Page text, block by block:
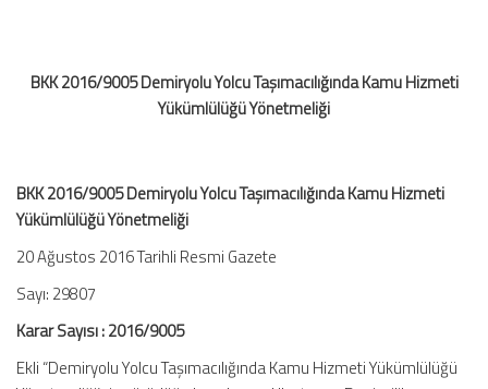
BKK 2016/9005 Demiryolu Yolcu Taşımacılığında Kamu Hizmeti
Yükümlülüğü Yönetmeliği
BKK 2016/9005 Demiryolu Yolcu Taşımacılığında Kamu Hizmeti
Yükümlülüğü Yönetmeliği
20 Ağustos 2016 Tarihli Resmi Gazete
Sayı: 29807
Karar Sayısı : 2016/9005
Ekli “Demiryolu Yolcu Taşımacılığında Kamu Hizmeti Yükümlülüğü